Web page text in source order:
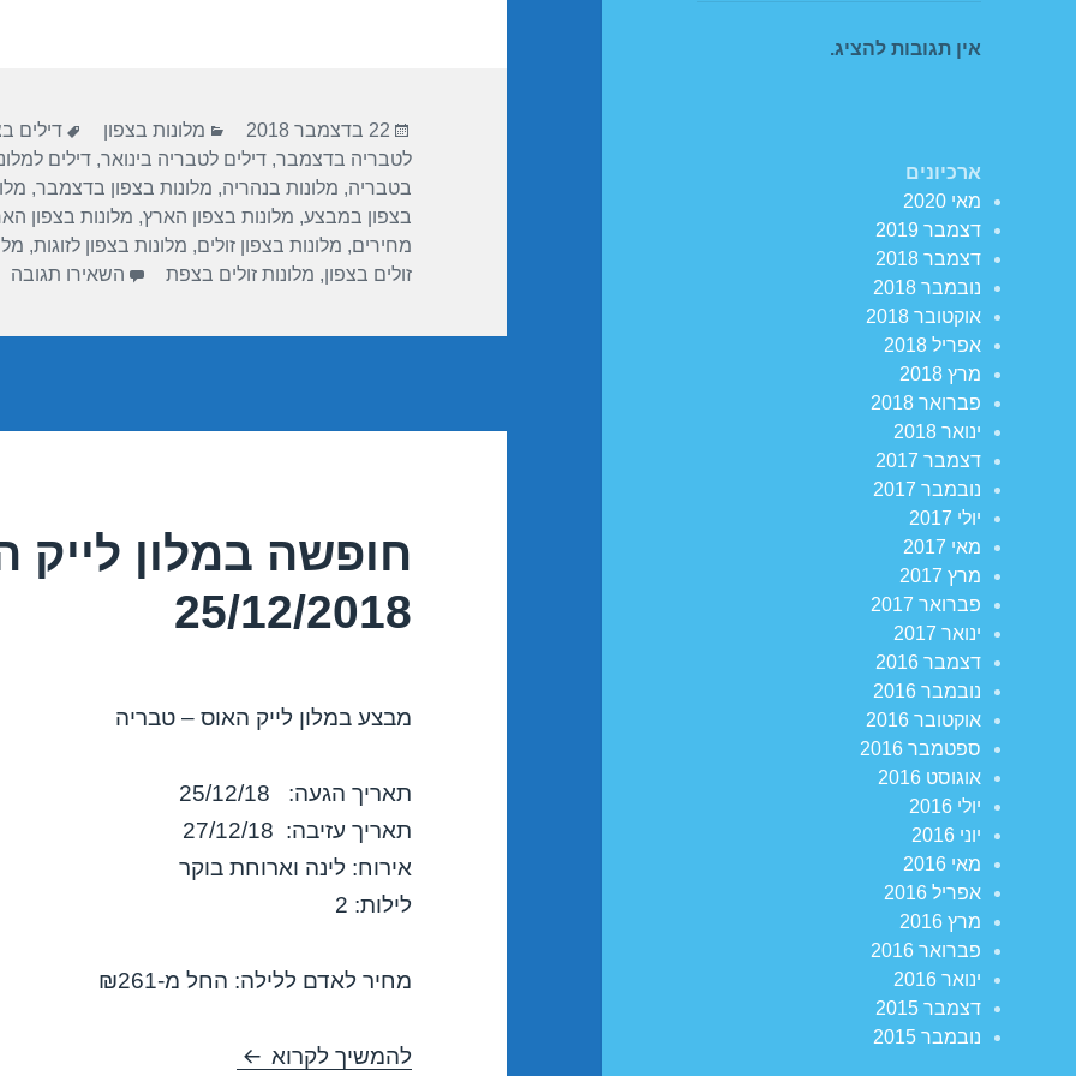
אין תגובות להציג.
ארכיונים
מאי 2020
דצמבר 2019
דצמבר 2018
נובמבר 2018
אוקטובר 2018
אפריל 2018
מרץ 2018
פברואר 2018
ינואר 2018
דצמבר 2017
נובמבר 2017
יולי 2017
מאי 2017
מרץ 2017
פברואר 2017
ינואר 2017
דצמבר 2016
נובמבר 2016
אוקטובר 2016
ספטמבר 2016
אוגוסט 2016
יולי 2016
יוני 2016
מאי 2016
אפריל 2016
מרץ 2016
פברואר 2016
ינואר 2016
דצמבר 2015
נובמבר 2015
o
o
k
p
p
m
פורסם
בתאריך
22 בדצמבר 2018 קטגוריות
מלונות בצפון תגיות
דילים
לטבריה בדצמבר,דילים לטבריה בינואר,דילים
בטבריה, מלונות בנהריה, מלונות בצפון בדצמבר,
בצפון במבצע, מלונות בצפון הארץ, מלונות בצפון
מחירים, מלונות בצפון זולים, מלונות בצפון לזוגות,
זולים בצפון, מלונות זולים בצפת השאירו תגובה
חופשה במלון לייק
25/12/2018
מבצע במלון לייק האוס – טבריה
תאריך הגעה: 25/12/18
תאריך עזיבה: 27/12/18
אירוח: לינה וארוחת בוקר
לילות: 2
מחיר לאדם ללילה: החל מ-₪261
להמשיך לקרוא חופשה במלון לייק האוס – טבריה –